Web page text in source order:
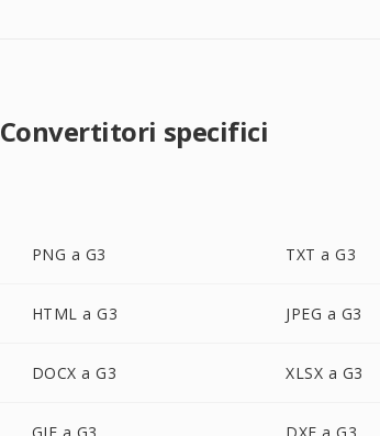
Convertitori specifici
PNG a G3 TXT a G3
HTML a G3 JPEG a G3
DOCX a G3 XLSX a G3